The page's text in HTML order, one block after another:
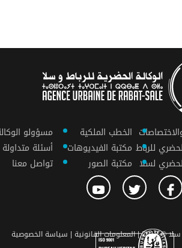
للرباط
لسلا
الخطب الملكية
مكتبة الفيديوهات
مكتبة الصور
مسؤولو
أسئلة متداولة
تواصل معنا
© 2018 | المعلومات القانونية | سياسة الخصوصية